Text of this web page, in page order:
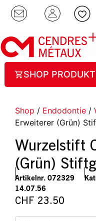
SHOP
Shop / Endodontie /
Erweiterer (Grün)
Wurzelstift
(Grün)
Artikelnr. 072329
14.07.56
CHF 23.50